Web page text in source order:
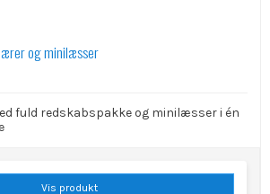
og minilæsser
fuld redskabspakke og minilæsser i én
Vis produkt